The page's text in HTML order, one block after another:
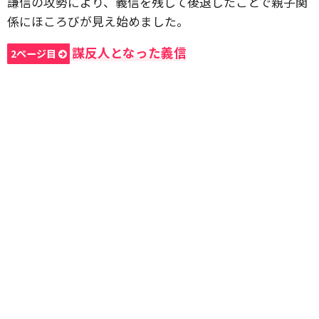
係にほころびが見え始めました。
2ページ目 謀反人となった義信